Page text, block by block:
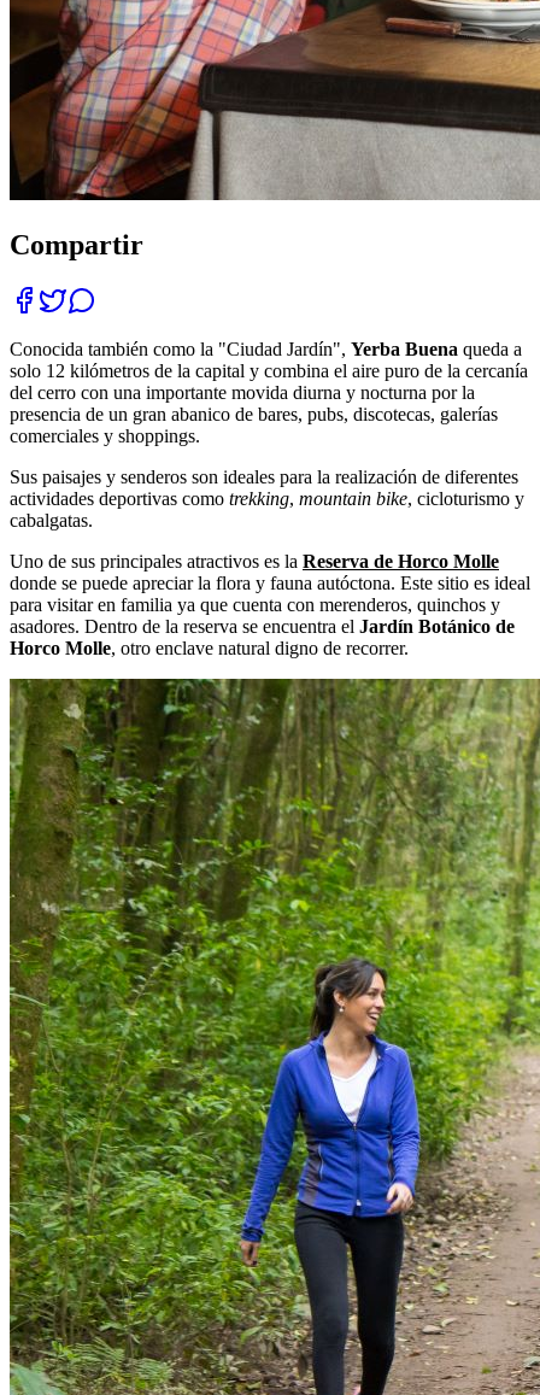
Compartir
Conocida también como la "Ciudad Jardín", Yerba Buena queda a
solo 12 kilómetros de la capital y combina el aire puro de la cercanía
del cerro con una importante movida diurna y nocturna por la
presencia de un gran abanico de bares, pubs, discotecas, galerías
comerciales y shoppings.
Sus paisajes y senderos son ideales para la realización de diferentes
actividades deportivas como trekking, mountain bike, cicloturismo y
cabalgatas.
Uno de sus principales atractivos es la Reserva de Horco Molle
donde se puede apreciar la flora y fauna autóctona. Este sitio es ideal
para visitar en familia ya que cuenta con merenderos, quinchos y
asadores. Dentro de la reserva se encuentra el Jardín Botánico de
Horco Molle, otro enclave natural digno de recorrer.